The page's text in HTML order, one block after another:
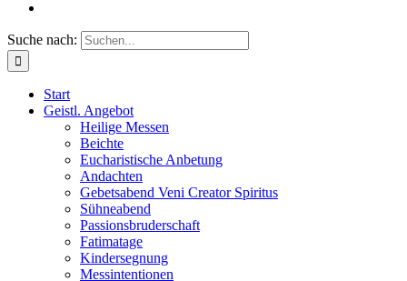
Suche nach:
Start
Geistl. Angebot
Heilige Messen
Beichte
Eucharistische Anbetung
Andachten
Gebetsabend Veni Creator Spiritus
Sühneabend
Passionsbruderschaft
Fatimatage
Kindersegnung
Messintentionen